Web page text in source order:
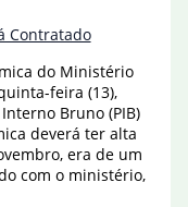
Contratado
do Ministério
feira (13),
Bruno (PIB)
deverá ter alta
era de um
com o ministério,